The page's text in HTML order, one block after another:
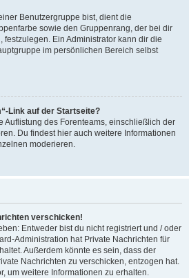
Benutzergruppe bist, dient die
sowie den Gruppenrang, der bei dir
Ein Administrator kann dir die
im persönlichen Bereich selbst
Link auf der Startseite?
Auflistung des Forenteams, einschließlich der
Du findest hier auch weitere Informationen
moderieren.
verschicken!
Entweder bist du nicht registriert und / oder
Administration hat Private Nachrichten für
Außerdem könnte es sein, dass der
Nachrichten zu verschicken, entzogen hat.
um weitere Informationen zu erhalten.